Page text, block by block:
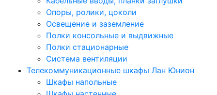
Опоры, ролики, цоколи
Освещение и заземление
Полки консольные и выдвижные
Полки стационарные
Система вентиляции
Телекоммуникационные шкафы Лан Юнион
Шкафы напольные